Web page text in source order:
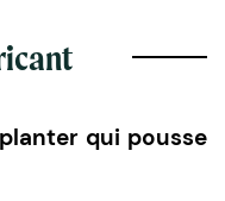
qui pousse